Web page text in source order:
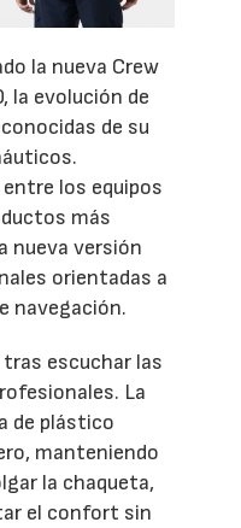
la nueva Crew
la evolución de
de su
los equipos
más
nueva versión
orientadas a
navegación.
tras escuchar las
La
de plástico
manteniendo
la chaqueta,
el confort sin